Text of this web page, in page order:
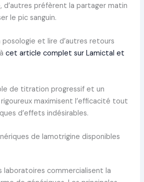
d’autres préfèrent la partager matin
le pic sanguin.
et lire d’autres retours
cet article complet sur Lamictal et
de titration progressif et un
maximisent l’efficacité tout
d’effets indésirables.
de lamotrigine disponibles
laboratoires commercialisent la